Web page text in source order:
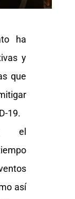
ha
y
que
19.
el
así